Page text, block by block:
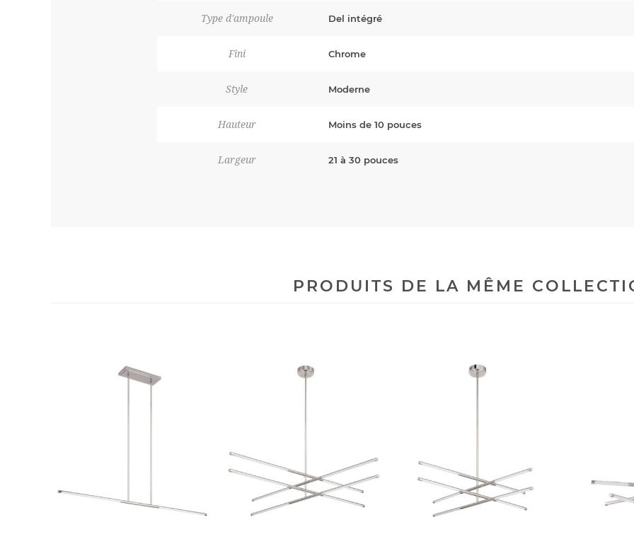
Type d'ampoule Del intégré
Fini Chrome
Style Moderne
Hauteur Moins de 10 pouces
Largeur 21 à 30 pouces
PRODUITS DE LA MÊME